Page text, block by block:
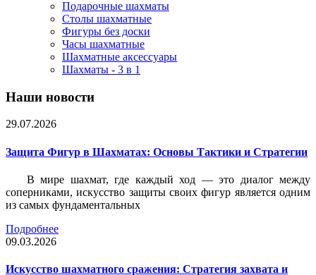
Подарочные шахматы
Столы шахматные
Фигуры без доски
Часы шахматные
Шахматные аксессуары
Шахматы - 3 в 1
Наши новости
29.07.2026
Защита Фигур в Шахматах: Основы Тактики и Стратегии
В мире шахмат, где каждый ход — это диалог между
соперниками, искусство защиты своих фигур является одним
из самых фундаментальных
Подробнее
09.03.2026
Искусство шахматного сражения: Стратегия захвата и